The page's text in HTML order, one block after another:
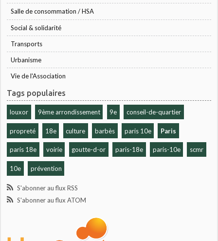
Salle de consommation / HSA
Social & solidarité
Transports
Urbanisme
Vie de l'Association
Tags populaires
louxor 9ème arrondissement 9e conseil-de-quartier
propreté 18e culture barbès paris 10e Paris
paris 18e voirie goutte-d-or paris-18e paris-10e scmr
10e prévention
S'abonner au flux RSS
S'abonner au flux ATOM